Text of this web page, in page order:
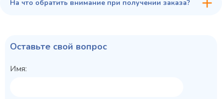
На что обратить внимание при получении заказа?
Оставьте свой вопрос
Имя: